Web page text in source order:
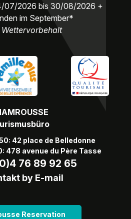
42 place de Belledonne
478 avenue du Père Tasse
76 89 92 65
by E-mail
Reservation
07/2026 bis 30/08/2026 +
im September*